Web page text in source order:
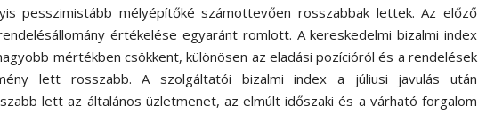
pesszimistább mélyépítőké számottevően rosszabbak lettek. Az előző
értékelése egyaránt romlott. A kereskedelmi bizalmi index
mértékben csökkent, különösen az eladási pozícióról és a rendelések
lett rosszabb. A szolgáltatói bizalmi index a júliusi javulás után
lett az általános üzletmenet, az elmúlt időszaki és a várható forgalom